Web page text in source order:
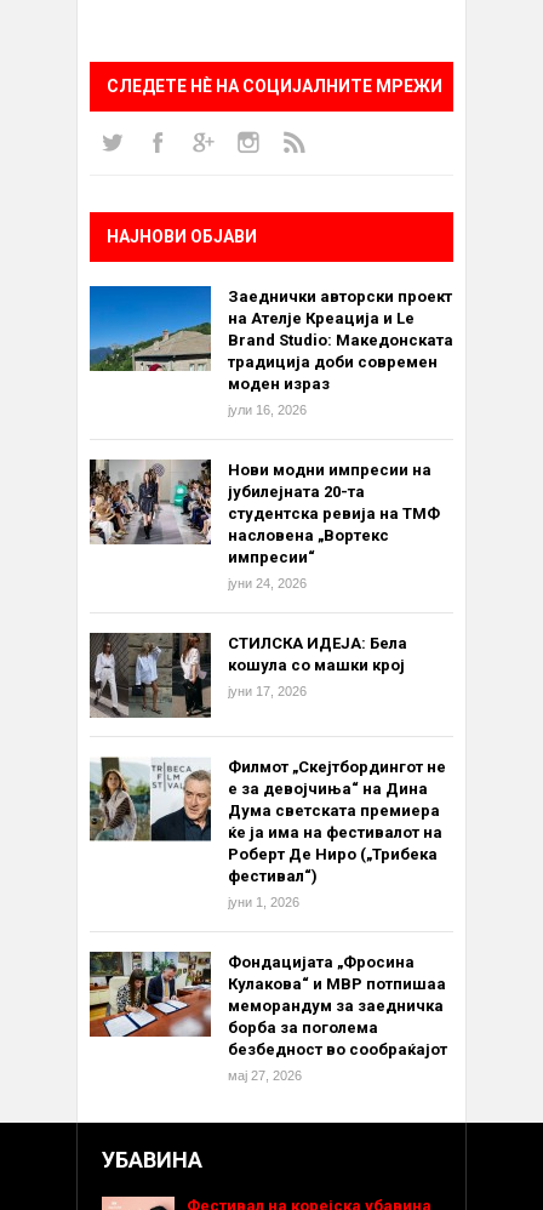
СЛЕДЕТЕ НÈ НА СОЦИЈАЛНИТЕ МРЕЖИ
НАЈНОВИ ОБЈАВИ
Заеднички авторски проект
на Ателје Креација и Le
Brand Studio: Македонската
традиција доби современ
моден израз
јули 16, 2026
Нови модни импресии на
јубилејната 20-та
студентска ревија на ТМФ
насловена „Вортекс
импресии“
јуни 24, 2026
СТИЛСКА ИДЕЈА: Бела
кошула со машки крој
јуни 17, 2026
Филмот „Скејтбордингот не
е за девојчиња“ на Дина
Дума светската премиера
ќе ја има на фестивалот на
Роберт Де Ниро („Трибека
фестивал“)
јуни 1, 2026
Фондацијата „Фросина
Кулакова“ и МВР потпишаа
меморандум за заедничка
борба за поголема
безбедност во сообраќајот
мај 27, 2026
УБАВИНА
Фестивал на корејска убавина